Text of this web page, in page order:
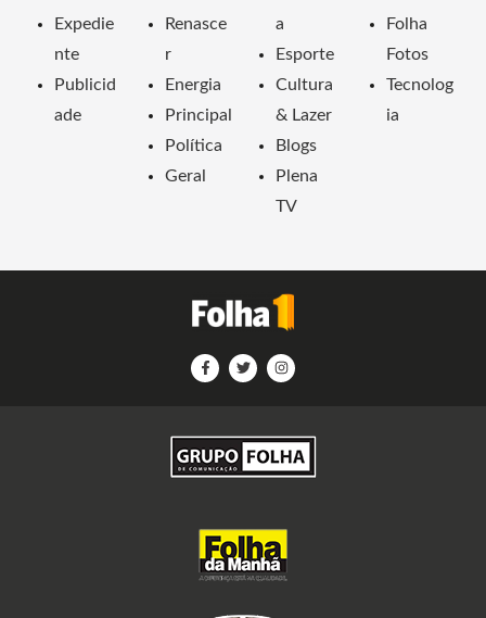
Expedie
nte
Publicid
ade
Renasce
r
Energia
Principal
Política
Geral
a
Esporte
Cultura
& Lazer
Blogs
Plena
TV
Folha
Fotos
Tecnolog
ia